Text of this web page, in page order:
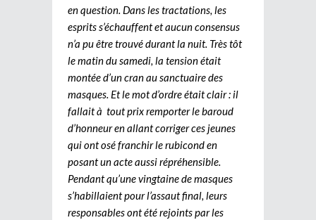
en question. Dans les tractations, les
esprits s’échauffent et aucun consensus
n’a pu être trouvé durant la nuit. Très tôt
le matin du samedi, la tension était
montée d’un cran au sanctuaire des
masques. Et le mot d’ordre était clair : il
fallait à tout prix remporter le baroud
d’honneur en allant corriger ces jeunes
qui ont osé franchir le rubicond en
posant un acte aussi répréhensible.
Pendant qu’une vingtaine de masques
s’habillaient pour l’assaut final, leurs
responsables ont été rejoints par les